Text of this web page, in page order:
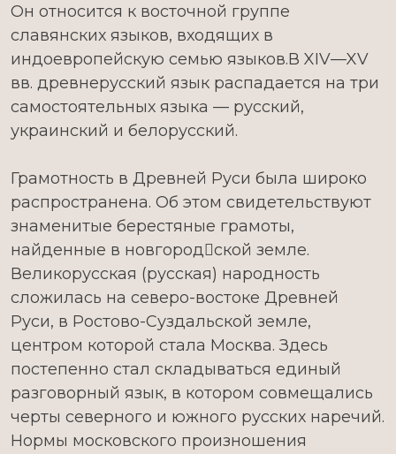
Он относится к восточной группе
славянских языков, входящих в
индоевропейскую семью языков.В XIV—XV
вв. древнерусский язык распадается на три
самостоятельных языка — русский,
украинский и белорусский.
Грамотность в Древней Руси была широко
распространена. Об этом свидетельствуют
знаменитые берестяные грамоты,
найденные в новгородской земле.
Великорусская (русская) народность
сложилась на северо-востоке Древней
Руси, в Ростово-Суздальской земле,
центром которой стала Москва. Здесь
постепенно стал складываться единый
разговорный язык, в котором совмещались
черты северного и южного русских наречий.
Нормы московского произношения